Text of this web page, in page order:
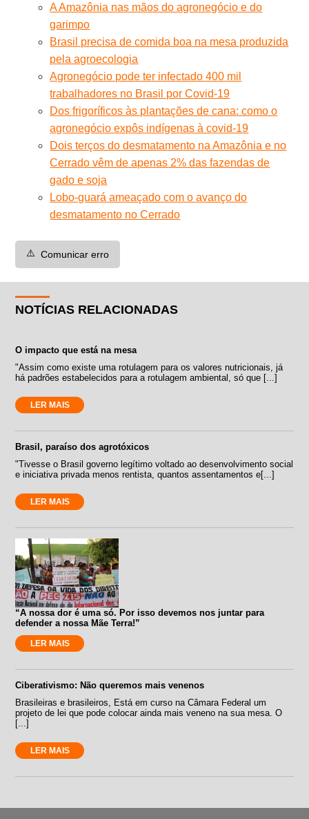
A Amazônia nas mãos do agronegócio e do
garimpo
Brasil precisa de comida boa na mesa produzida
pela agroecologia
Agronegócio pode ter infectado 400 mil
trabalhadores no Brasil por Covid-19
Dos frigoríficos às plantações de cana: como o
agronegócio expôs indígenas à covid-19
Dois terços do desmatamento na Amazônia e no
Cerrado vêm de apenas 2% das fazendas de
gado e soja
Lobo-guará ameaçado com o avanço do
desmatamento no Cerrado
⚠️ Comunicar erro
NOTÍCIAS RELACIONADAS
O impacto que está na mesa
"Assim como existe uma rotulagem para os valores nutricionais, já
há padrões estabelecidos para a rotulagem ambiental, só que [...]
LER MAIS
Brasil, paraíso dos agrotóxicos
"Tivesse o Brasil governo legítimo voltado ao desenvolvimento social
e iniciativa privada menos rentista, quantos assentamentos e[...]
LER MAIS
“A nossa dor é uma só. Por isso devemos nos juntar para
defender a nossa Mãe Terra!”
LER MAIS
Ciberativismo: Não queremos mais venenos
Brasileiras e brasileiros, Está em curso na Câmara Federal um
projeto de lei que pode colocar ainda mais veneno na sua mesa. O
[...]
LER MAIS